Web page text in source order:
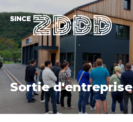
Sortie d'entreprise